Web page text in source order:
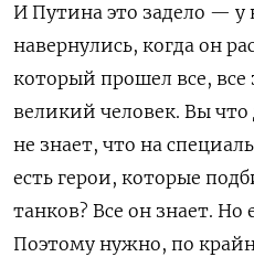
И Путина это задело — у
навернулись, когда он
который прошел все, все
великий человек. Вы
не знает, что на
есть герои, которые
танков? Все он знает. Но
Поэтому нужно, по